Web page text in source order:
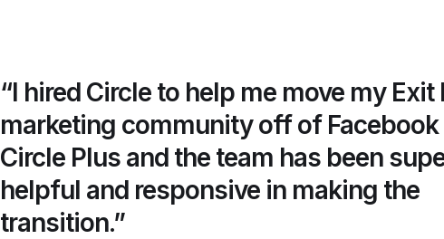
“I hired Circle to help me move my Exit
marketing community off of Facebook
Circle Plus and the team has been
helpful and responsive in making the
transition.”